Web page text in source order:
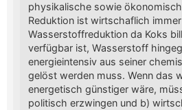
physikalische sowie
Reduktion ist wirtschaflich
Wasserstoffreduktion da Koks
verfügbar ist, Wasserstoff
energieintensiv aus seiner
gelöst werden muss. Wenn das
energetisch günstiger wäre,
politisch erzwingen und b)